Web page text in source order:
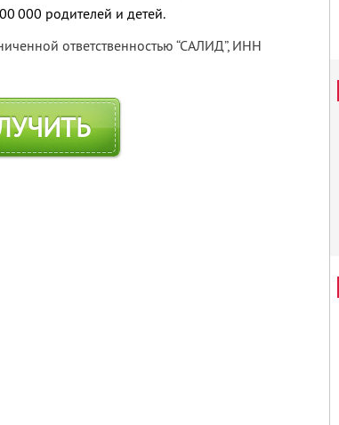
000 родителей и детей.
ответственностью “САЛИД”, ИНН